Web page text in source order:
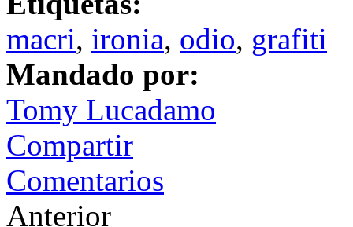
macri, ironia, odio, grafiti
Mandado por:
Tomy Lucadamo
Compartir
Comentarios
Anterior